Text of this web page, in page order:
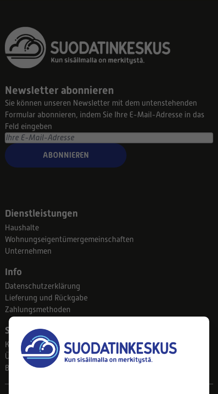
Newsletter abonnieren
Sie können unseren Newsletter mit dem untenstehenden
Formular abonnieren, indem Sie Ihre E-Mail-Adresse in das
Feld eingeben
ABONNIEREN
Dienstleistungen
Haushalte
Wohnungseigentümergemeinschaften
Unternehmen
Info
Datenschutzerklärung
Lieferung und Rückgabe
Zahlungsmethoden
Suodatinkeskus
Kontakt
Über uns
Blog